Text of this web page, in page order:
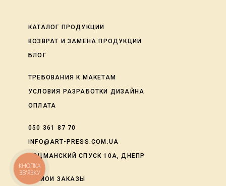
КАТАЛОГ ПРОДУКЦИИ
ВОЗВРАТ И ЗАМЕНА ПРОДУКЦИИ
БЛОГ
ТРЕБОВАНИЯ К МАКЕТАМ
УСЛОВИЯ РАЗРАБОТКИ ДИЗАЙНА
ОПЛАТА
050 361 87 70
INFO@ART-PRESS.COM.UA
ЛОЦМАНСКИЙ СПУСК 10А, ДНЕПР
МОИ ЗАКАЗЫ
КНОПКА
ЗВ'ЯЗКУ